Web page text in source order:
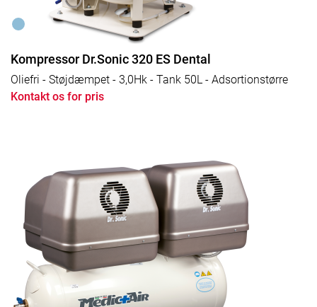
Kompressor Dr.Sonic 320 ES Dental
Oliefri - Støjdæmpet - 3,0Hk - Tank 50L - Adsortionstørre
Kontakt os for pris